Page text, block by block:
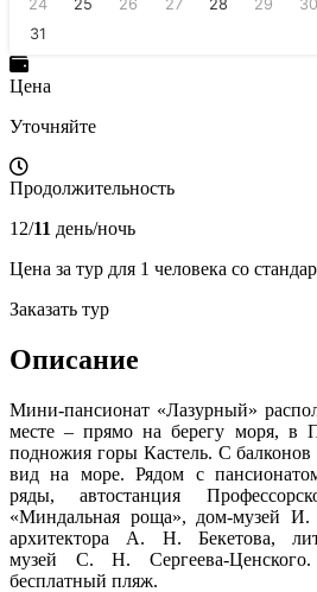
24 25 26 27 28 29
30
31
Цена
Уточняйте
Продолжительность
12/11 день/ночь
Цена за тур для 1 человека со
Заказать тур
Описание
Мини-пансионат «Лазурный»
месте – прямо на берегу моря, в
подножия горы Кастель. С балконов
вид на море. Рядом с
ряды, автостанция
«Миндальная роща», дом-музей
архитектора А. Н. Бекетова,
музей С. Н. Сергеева-Ценского.
бесплатный пляж.